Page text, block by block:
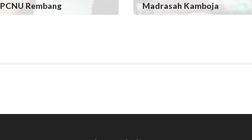
PCNU Rembang
Madrasah Kamboja